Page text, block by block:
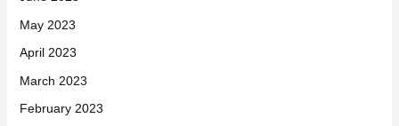
May 2023
April 2023
March 2023
February 2023